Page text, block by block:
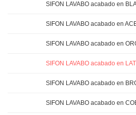
SIFON LAVABO acabado en
SIFON LAVABO acabado en
SIFON LAVABO acabado en
SIFON LAVABO acabado en
SIFON LAVABO acabado en
SIFON LAVABO acabado en